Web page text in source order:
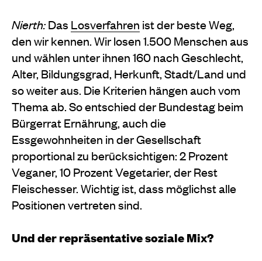
Nierth:Das Losverfahren ist der beste Weg,
den wir kennen. Wir losen 1.500 Menschen aus
und wählen unter ihnen 160 nach Geschlecht,
Alter, Bildungsgrad, Herkunft, Stadt/Land und
so weiter aus. Die Kriterien hängen auch vom
Thema ab. So entschied der Bundestag beim
Bürgerrat Ernährung, auch die
Essgewohnheiten in der Gesellschaft
proportional zu berücksichtigen: 2 Prozent
Veganer, 10 Prozent Vegetarier, der Rest
Fleischesser. Wichtig ist, dass möglichst alle
Positionen vertreten sind.
Und der repräsentative soziale Mix?